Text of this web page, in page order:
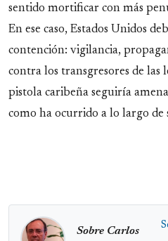
sentido mortificar con más
En ese caso, Estados Unidos
contención: vigilancia,
contra los transgresores de las
pistola caribeña seguiría
como ha ocurrido a lo largo de
Sobre Carlos